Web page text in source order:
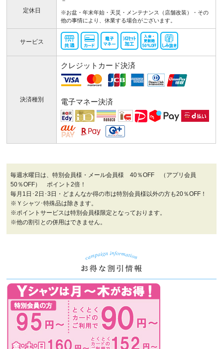
定休日
※お盆・年末年始・天災・メンテナンス（店舗改装）・その
他の事情により、休業する場合がございます。
サービス
決済種別
クレジットカード決済
電子マネー決済
毎週水曜日は、特別会員様・メール会員様 40％OFF （アプリ会員
50％OFF） ポイント2倍！
毎月1日･2日･3日・どまんなか得の市は特別会員様以外の方も20％OFF！
※Ｙシャツ･特殊品は除きます。
※ポイントサービスは特別会員様限定となっております。
※他の割引との併用はできません。